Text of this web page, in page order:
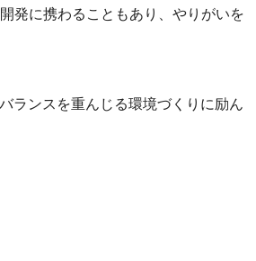
発に携わることもあり、やりがいを
ランスを重んじる環境づくりに励ん